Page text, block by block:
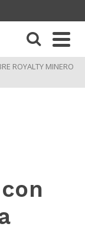
ROYALTY MINERO